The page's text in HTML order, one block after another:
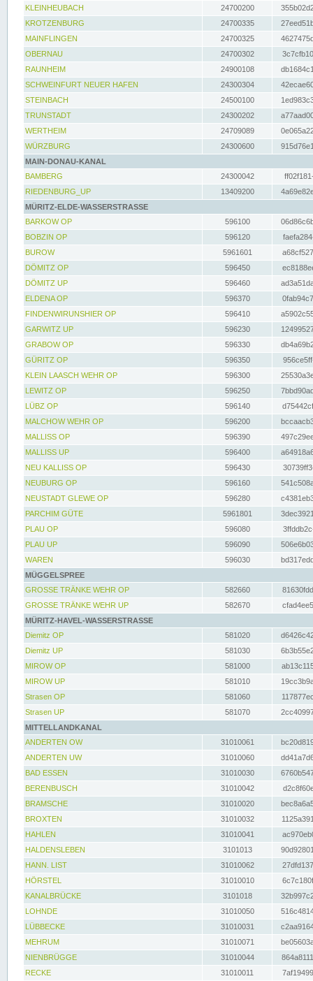
KLEINHEUBACH 24700200
KROTZENBURG
24700335
MAINFLINGEN
24700325
OBERNAU
24700302
RAUNHEIM
24900108
SCHWEINFURT NEUER HAFEN
24300304
STEINBACH
24500100
TRUNSTADT
24300202
WERTHEIM
24709089
WÜRZBURG
24300600
MAIN-DONAU-KANAL
BAMBERG
24300042
RIEDENBURG_UP
13409200
MÜRITZ-ELDE-WASSERSTRASSE
BARKOW OP
596100
BOBZIN OP
596120
BUROW
5961601
DÖMITZ OP
596450
DÖMITZ UP
596460
ELDENA OP
596370
FINDENWIRUNSHIER OP
596410
GARWITZ UP
596230
GRABOW OP
596330
GÜRITZ OP
596350
KLEIN LAASCH WEHR OP
596300
LEWITZ OP
596250
LÜBZ OP
596140
MALCHOW WEHR OP
596200
MALLISS OP
596390
MALLISS UP
596400
NEU KALLISS OP
596430
NEUBURG OP
596160
NEUSTADT GLEWE OP
596280
PARCHIM GÜTE
5961801
PLAU OP
596080
PLAU UP
596090
WAREN
596030
MÜGGELSPREE
GROSSE TRÄNKE WEHR OP
582660
GROSSE TRÄNKE WEHR UP
582670
MÜRITZ-HAVEL-WASSERSTRASSE
Diemitz OP
581020
Diemitz UP
581030
MIROW OP
581000
MIROW UP
581010
Strasen OP
581060
Strasen UP
581070
MITTELLANDKANAL
ANDERTEN OW
31010061
ANDERTEN UW
31010060
BAD ESSEN
31010030
BERENBUSCH
31010042
BRAMSCHE
31010020
BROXTEN
31010032
HAHLEN
31010041
HALDENSLEBEN
3101013
HANN. LIST
31010062
HÖRSTEL
31010010
KANALBRÜCKE
3101018
LOHNDE
31010050
LÜBBECKE
31010031
MEHRUM
31010071
NIENBRÜGGE
31010044
RECKE
31010011